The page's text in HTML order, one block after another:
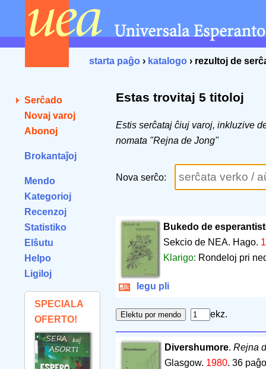
starta paĝo › katalogo › rezultoj de
Serĉado
Novaj varoj
Abonoj
Brokantaĵoj
Mendo
Kategorioj
Recenzoj
Statistiko
Elŝutu
Helpo
Ligiloj
SPECIALA
OFERTO!
Estas trovitaj 5 titoloj
Estis serĉataj ĉiuj varoj, inkluzive
nomata "Rejna de Jong"
Nova serĉo:
Bukedo de
Sekcio de NEA. Hago.
Klarigo: Rondeloj pri
legu pli
ekz.
Divershumore. Rejna
Glasgow. 1980. 36